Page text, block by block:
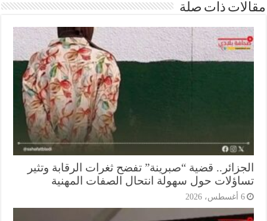
ذات صلة
قضية “صبرينة” تفضح ثغرات الرقابة وتثير
حول سهولة انتحال الصفات المهنية